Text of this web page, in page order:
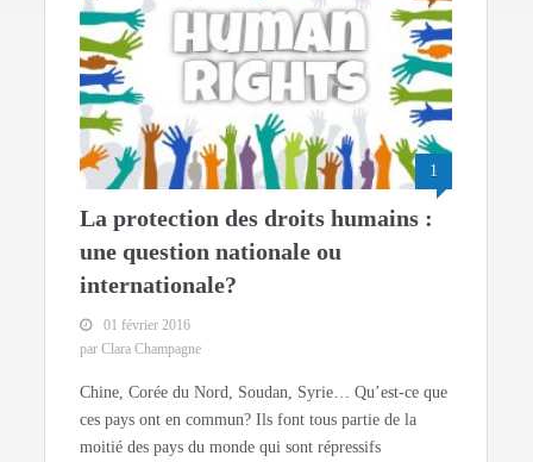
1
La protection des droits humains :
une question nationale ou
internationale?
01 février 2016
par Clara Champagne
Chine, Corée du Nord, Soudan, Syrie… Qu’est-ce que
ces pays ont en commun? Ils font tous partie de la
moitié des pays du monde qui sont répressifs